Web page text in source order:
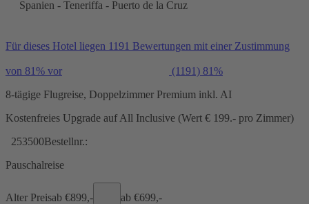
Spanien - Teneriffa - Puerto de la Cruz
Für dieses Hotel liegen 1191 Bewertungen mit einer Zustimmung
von 81% vor (1191) 81%
8-tägige Flugreise, Doppelzimmer Premium inkl. AI
Kostenfreies Upgrade auf All Inclusive (Wert € 199.- pro Zimmer)
253500Bestellnr.:
Pauschalreise
Alter Preisab €899,- ab €699,-